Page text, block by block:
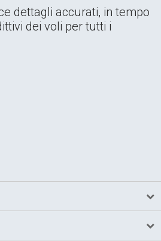
dettagli accurati, in tempo
dei voli per tutti i